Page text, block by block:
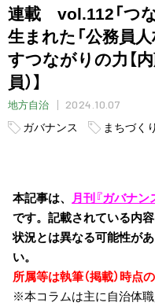
連載 vol.112「つ
生まれた「公務員
すつながりの力【
員）】
地方自治
2024.10.07
ガバナンス
まちづくり
本記事は、 月刊『ガバナン
です。記載されている内
状況とは異なる可能性が
い。
所属等は執筆（掲載）時点
※本コラムは主に自治体